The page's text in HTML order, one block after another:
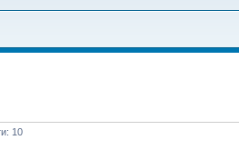
10